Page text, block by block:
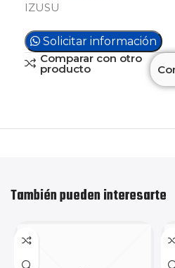
IZUSU
Solicitar información
Comparar con otro
producto
También pueden interesarte